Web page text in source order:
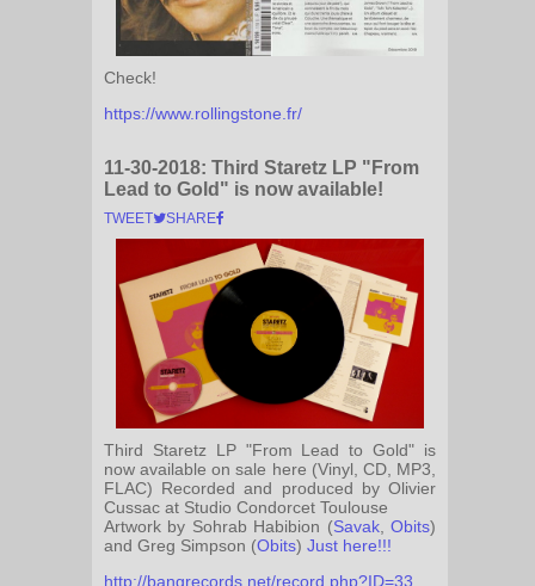
Check!
https://www.rollingstone.fr/
11-30-2018: Third Staretz LP "From
Lead to Gold" is now available!
TWEET SHARE
Third Staretz LP "From Lead to Gold" is
now available on sale here (Vinyl, CD, MP3,
FLAC) Recorded and produced by Olivier
Cussac at Studio Condorcet Toulouse
Artwork by Sohrab Habibion (Savak,Obits)
and Greg Simpson (Obits) Just here!!!
http://bangrecords.net/record.php?ID=33